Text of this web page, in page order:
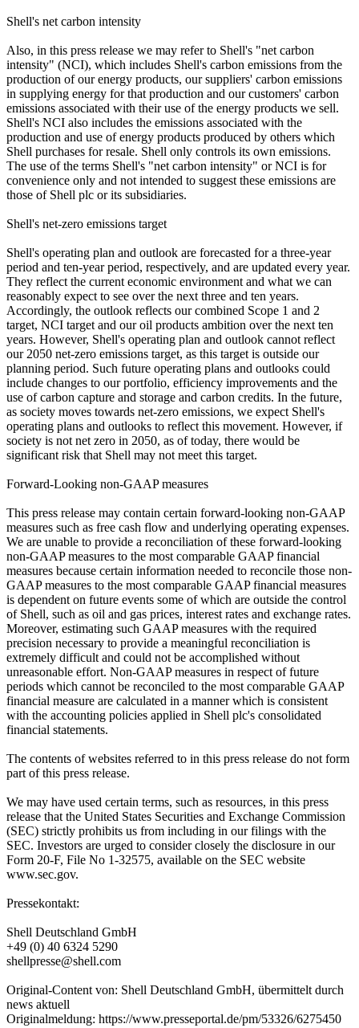
Shell's net carbon intensity
Also, in this press release we may refer to Shell's "net carbon
intensity" (NCI), which includes Shell's carbon emissions from the
production of our energy products, our suppliers' carbon emissions
in supplying energy for that production and our customers' carbon
emissions associated with their use of the energy products we sell.
Shell's NCI also includes the emissions associated with the
production and use of energy products produced by others which
Shell purchases for resale. Shell only controls its own emissions.
The use of the terms Shell's "net carbon intensity" or NCI is for
convenience only and not intended to suggest these emissions are
those of Shell plc or its subsidiaries.
Shell's net-zero emissions target
Shell's operating plan and outlook are forecasted for a three-year
period and ten-year period, respectively, and are updated every year.
They reflect the current economic environment and what we can
reasonably expect to see over the next three and ten years.
Accordingly, the outlook reflects our combined Scope 1 and 2
target, NCI target and our oil products ambition over the next ten
years. However, Shell's operating plan and outlook cannot reflect
our 2050 net-zero emissions target, as this target is outside our
planning period. Such future operating plans and outlooks could
include changes to our portfolio, efficiency improvements and the
use of carbon capture and storage and carbon credits. In the future,
as society moves towards net-zero emissions, we expect Shell's
operating plans and outlooks to reflect this movement. However, if
society is not net zero in 2050, as of today, there would be
significant risk that Shell may not meet this target.
Forward-Looking non-GAAP measures
This press release may contain certain forward-looking non-GAAP
measures such as free cash flow and underlying operating expenses.
We are unable to provide a reconciliation of these forward-looking
non-GAAP measures to the most comparable GAAP financial
measures because certain information needed to reconcile those non-
GAAP measures to the most comparable GAAP financial measures
is dependent on future events some of which are outside the control
of Shell, such as oil and gas prices, interest rates and exchange rates.
Moreover, estimating such GAAP measures with the required
precision necessary to provide a meaningful reconciliation is
extremely difficult and could not be accomplished without
unreasonable effort. Non-GAAP measures in respect of future
periods which cannot be reconciled to the most comparable GAAP
financial measure are calculated in a manner which is consistent
with the accounting policies applied in Shell plc's consolidated
financial statements.
The contents of websites referred to in this press release do not form
part of this press release.
We may have used certain terms, such as resources, in this press
release that the United States Securities and Exchange Commission
(SEC) strictly prohibits us from including in our filings with the
SEC. Investors are urged to consider closely the disclosure in our
Form 20-F, File No 1-32575, available on the SEC website
www.sec.gov.
Pressekontakt:
Shell Deutschland GmbH
+49 (0) 40 6324 5290
shellpresse@shell.com
Original-Content von: Shell Deutschland GmbH, übermittelt durch
news aktuell
Originalmeldung: https://www.presseportal.de/pm/53326/6275450